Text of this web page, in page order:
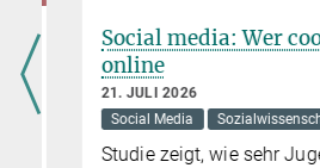
Social media: Wer
online
21. JULI 2026
Social Media
Studie zeigt, wie sehr